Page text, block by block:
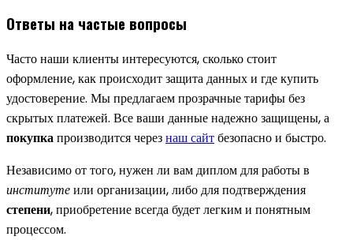
Ответы на частые вопросы
Часто наши клиенты интересуются, сколько стоит
оформление, как происходит защита данных и где купить
удостоверение. Мы предлагаем прозрачные тарифы без
скрытых платежей. Все ваши данные надежно защищены, а
покупкапроизводится черезнаш сайтбезопасно и быстро.
Независимо от того, нужен ли вам диплом для работы в
институтеили организации, либо для подтверждения
степени, приобретение всегда будет легким и понятным
процессом.